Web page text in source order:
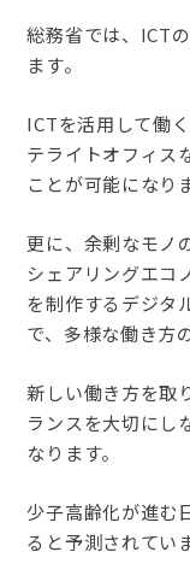
総務省では、ICT
ます。
ICTを活用して働
テライトオフィス
ことが可能になり
更に、余剰なモノ
シェアリングエコ
を制作するデジタ
で、多様な働き方
新しい働き方を取
ランスを大切にし
なります。
少子高齢化が進む
ると予測されてい